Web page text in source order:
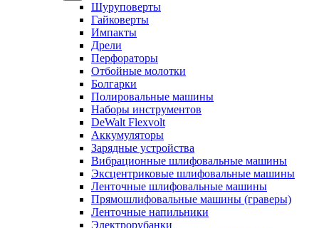
Шуруповерты
Гайковерты
Импакты
Дрели
Перфораторы
Отбойные молотки
Болгарки
Полировальные машины
Наборы инструментов
DeWalt Flexvolt
Аккумуляторы
Зарядные устройства
Вибрационные шлифовальные машины
Эксцентриковые шлифовальные машины
Ленточные шлифовальные машины
Прямошлифовальные машины (граверы)
Ленточные напильники
Электрорубанки